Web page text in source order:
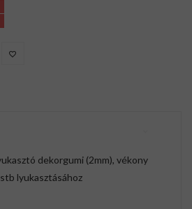
dekorgumi (2mm), vékony
lyukasztásához